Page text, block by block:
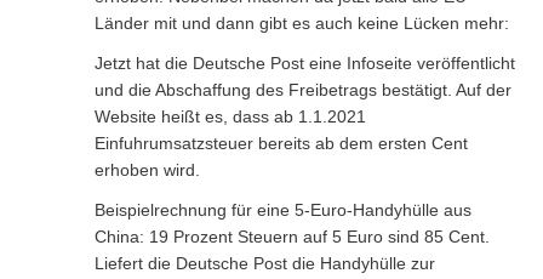
Länder mit und dann gibt es auch keine Lücken mehr:
Jetzt hat die Deutsche Post eine Infoseite veröffentlicht
und die Abschaffung des Freibetrags bestätigt. Auf der
Website heißt es, dass ab 1.1.2021
Einfuhrumsatzsteuer bereits ab dem ersten Cent
erhoben wird.
Beispielrechnung für eine 5-Euro-Handyhülle aus
China: 19 Prozent Steuern auf 5 Euro sind 85 Cent.
Liefert die Deutsche Post die Handyhülle zur